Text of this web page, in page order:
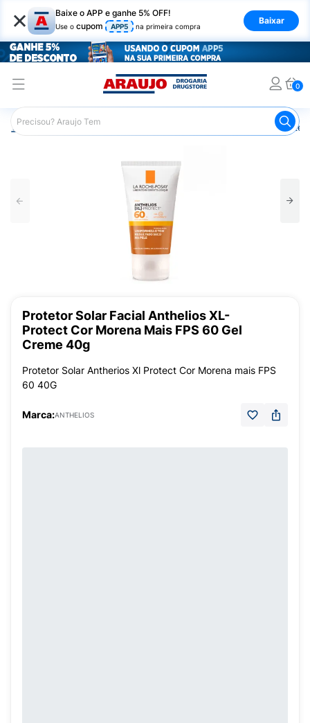
× Baixe o APP e ganhe 5% OFF!
Use o cupom APP5 na primeira compra
Baixar
0
Araujo Dermocosméticos
Protetor Solar Facial Anthelios XL-
Protect Cor Morena Mais FPS 60 Gel
Creme 40g
Protetor Solar Antherios Xl Protect Cor Morena mais FPS
60 40G
Marca:ANTHELIOS